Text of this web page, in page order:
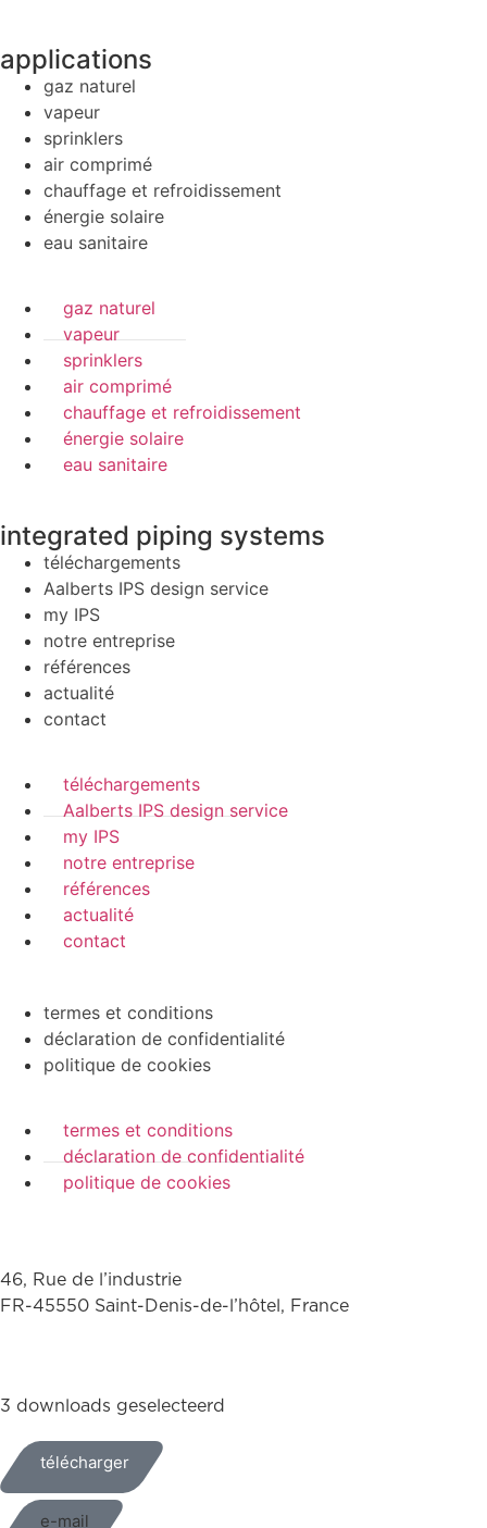
applications
gaz naturel
vapeur
sprinklers
air comprimé
chauffage et refroidissement
énergie solaire
eau sanitaire
gaz naturel
vapeur
sprinklers
air comprimé
chauffage et refroidissement
énergie solaire
eau sanitaire
integrated piping systems
téléchargements
Aalberts IPS design service
my IPS
notre entreprise
références
actualité
contact
téléchargements
Aalberts IPS design service
my IPS
notre entreprise
références
actualité
contact
termes et conditions
déclaration de confidentialité
politique de cookies
termes et conditions
déclaration de confidentialité
politique de cookies
46, Rue de l’industrie
FR-45550 Saint-Denis-de-l’hôtel, France
3 downloads geselecteerd
télécharger
e-mail